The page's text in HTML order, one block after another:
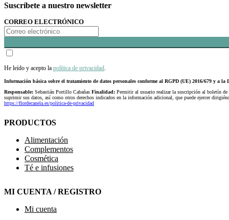
Suscríbete a nuestro newsletter
CORREO ELECTRÓNICO
He leído y acepto la política de privacidad.
Información básica sobre el tratamiento de datos personales conforme al RGPD (UE) 2016/679 y a la
Responsable: Sebastián Portillo Cabañas Finalidad: Permitir al usuario realizar la suscripción al boletín
suprimir sus datos, así como otros derechos indicados en la información adicional, que puede ejercer
https://flordecanela.es/politica-de-privacidad
PRODUCTOS
Alimentación
Complementos
Cosmética
Té e infusiones
MI CUENTA / REGISTRO
Mi cuenta